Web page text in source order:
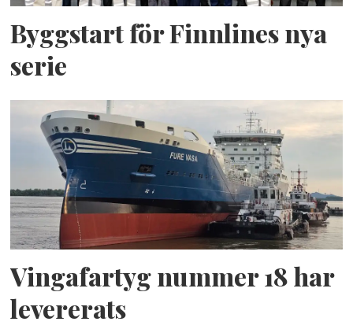
Byggstart för Finnlines nya
serie
Vingafartyg nummer 18 har
levererats